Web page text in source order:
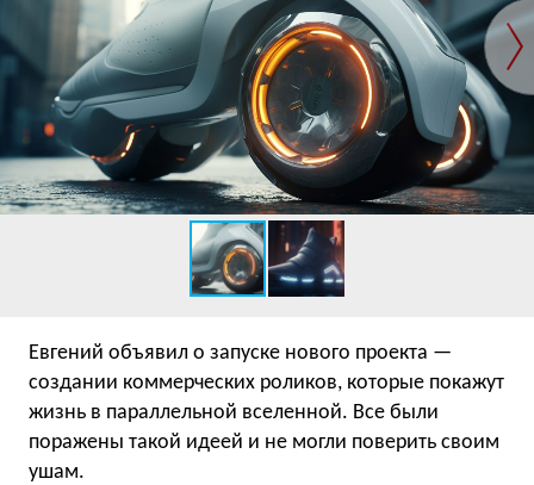
Евгений объявил о запуске нового проекта —
создании коммерческих роликов, которые покажут
жизнь в параллельной вселенной. Все были
поражены такой идеей и не могли поверить своим
ушам.